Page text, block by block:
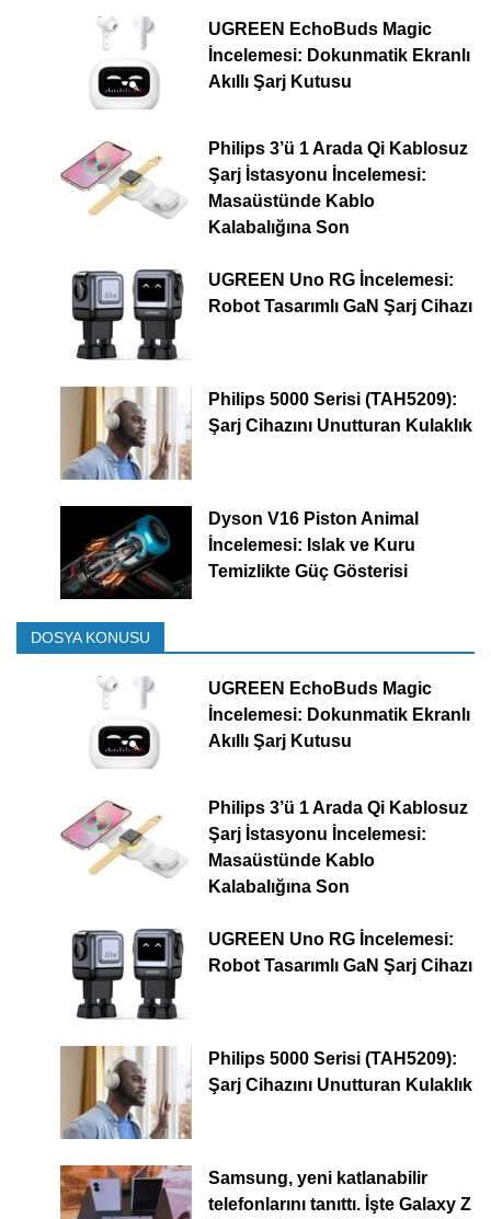
UGREEN EchoBuds Magic
İncelemesi: Dokunmatik Ekranlı
Akıllı Şarj Kutusu
Philips 3’ü 1 Arada Qi Kablosuz
Şarj İstasyonu İncelemesi:
Masaüstünde Kablo
Kalabalığına Son
UGREEN Uno RG İncelemesi:
Robot Tasarımlı GaN Şarj Cihazı
Philips 5000 Serisi (TAH5209):
Şarj Cihazını Unutturan Kulaklık
Dyson V16 Piston Animal
İncelemesi: Islak ve Kuru
Temizlikte Güç Gösterisi
DOSYA KONUSU
UGREEN EchoBuds Magic
İncelemesi: Dokunmatik Ekranlı
Akıllı Şarj Kutusu
Philips 3’ü 1 Arada Qi Kablosuz
Şarj İstasyonu İncelemesi:
Masaüstünde Kablo
Kalabalığına Son
UGREEN Uno RG İncelemesi:
Robot Tasarımlı GaN Şarj Cihazı
Philips 5000 Serisi (TAH5209):
Şarj Cihazını Unutturan Kulaklık
Samsung, yeni katlanabilir
telefonlarını tanıttı. İşte Galaxy Z